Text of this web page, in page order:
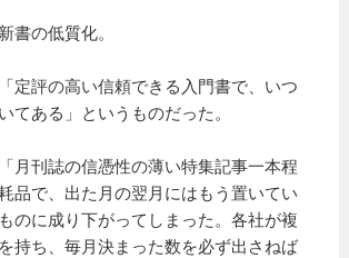
書の低質化。
定評の高い信頼できる入門書で、いつ
てある」というものだった。
月刊誌の信憑性の薄い特集記事一本程
品で、出た月の翌月にはもう置いてい
のに成り下がってしまった。各社が複
持ち、毎月決まった数を必ず出さねば